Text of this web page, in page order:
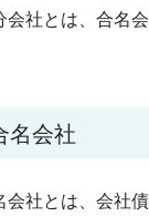
会社とは、合名
名会社
会社とは、会社